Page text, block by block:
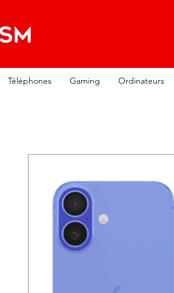
Téléphones Gaming Ordinateurs